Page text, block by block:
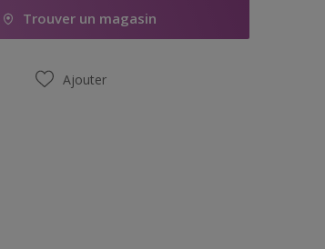
Trouver un magasin
Ajouter